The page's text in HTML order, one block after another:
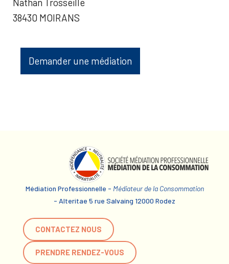
38430 MOIRANS
Demander une médiation
Médiation Professionnelle - Médiateur de la Consommation
- Alteritae 5 rue Salvaing 12000 Rodez
CONTACTEZ NOUS
PRENDRE RENDEZ-VOUS